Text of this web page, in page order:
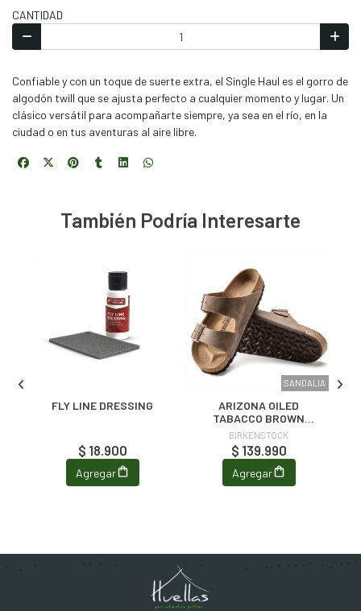
CANTIDAD
Confiable y con un toque de suerte extra, el Single Haul es el gorro de
algodón twill que se ajusta perfecto a cualquier momento y lugar. Un
clásico versátil para acompañarte siempre, ya sea en el río, en la
ciudad o en tus aventuras al aire libre.
También Podría Interesarte
FLY LINE DRESSING
$ 18.900
Agregar
SANDALIA
ARIZONA OILED
TABACCO BROWN
NARROW FIT
BIRKENSTOCK
$ 139.990
Agregar